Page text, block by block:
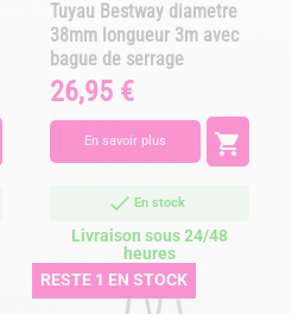
Tuyau Bestway diametre
38mm longueur 3m avec
bague de serrage
Prix
26,95 €
En savoir plus 
En stock
Livraison sous 24/48
heures
RESTE 1 EN STOCK